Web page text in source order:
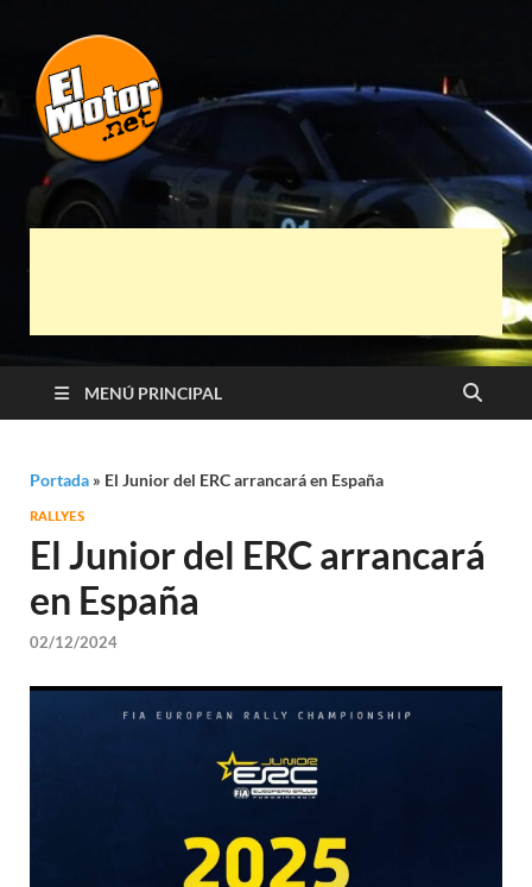
El Motor punto
Net
Automóviles
MENÚ PRINCIPAL
Portada » El Junior del ERC arrancará en España
RALLYES
El Junior del ERC arrancará
en España
02/12/2024